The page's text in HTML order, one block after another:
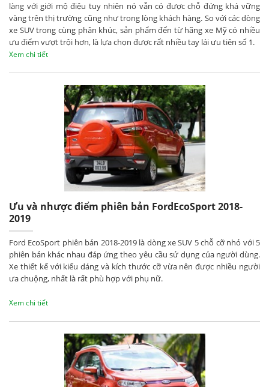
làng với giới mộ điệu tuy nhiên nó vẫn có được chỗ đứng khá vững
vàng trên thị trường cũng như trong lòng khách hàng. So với các dòng
xe SUV trong cùng phân khúc, sản phẩm đến từ hãng xe Mỹ có nhiều
ưu điểm vượt trội hơn, là lựa chọn được rất nhiều tay lái ưu tiên số 1.
Xem chi tiết
Ưu và nhược điểm phiên bản FordEcoSport 2018-
2019
Ford EcoSport phiên bản 2018-2019 là dòng xe SUV 5 chỗ cỡ nhỏ với 5
phiên bản khác nhau đáp ứng theo yêu cầu sử dụng của người dùng.
Xe thiết kế với kiểu dáng và kích thước cỡ vừa nên được nhiều người
ưa chuộng, nhất là rất phù hợp với phụ nữ.
Xem chi tiết